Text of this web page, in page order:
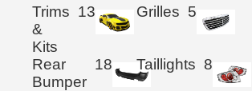
Trims
&
Kits
13 Grilles 5
Rear
Bumper
18 Taillights 8